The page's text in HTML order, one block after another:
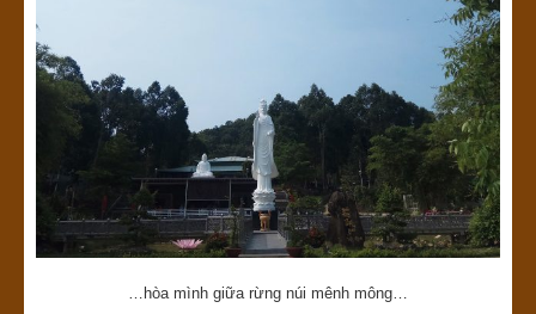
…hòa mình giữa rừng núi mênh mông…